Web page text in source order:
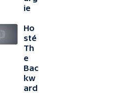
ie
Ho
sté
Th
e
Bac
kw
ard